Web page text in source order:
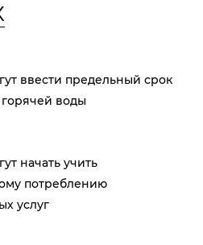
ввести предельный срок
воды
начать учить
потреблению
услуг